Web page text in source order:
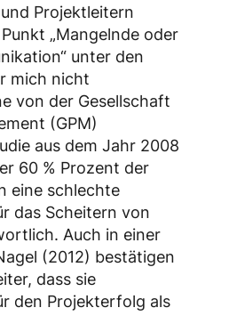
Projektleitern
„Mangelnde oder
unter den
mich nicht
von der Gesellschaft
(GPM)
aus dem Jahr 2008
60 % Prozent der
eine schlechte
das Scheitern von
Auch in einer
(2012) bestätigen
dass sie
den Projekterfolg als